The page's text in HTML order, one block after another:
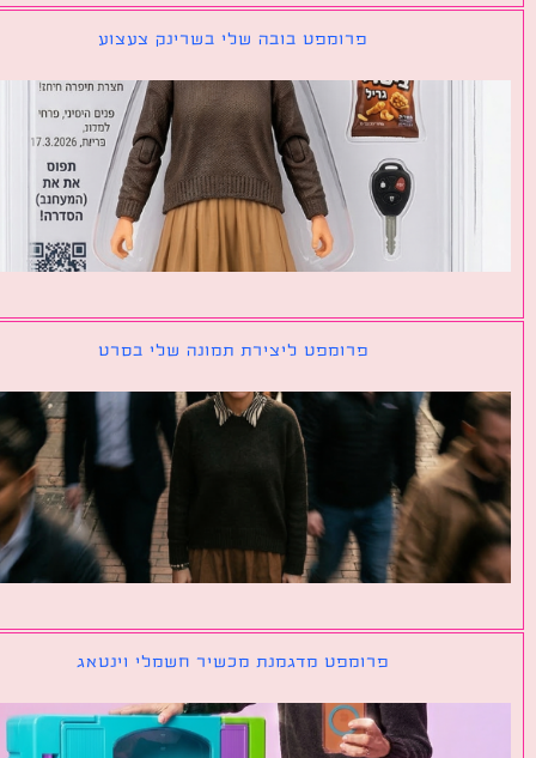
פרומפט בובה שלי בשרינק צעצוע
פרומפט ליצירת תמונה שלי בסרט
פרומפט מדגמנת מכשיר חשמלי וינטאג